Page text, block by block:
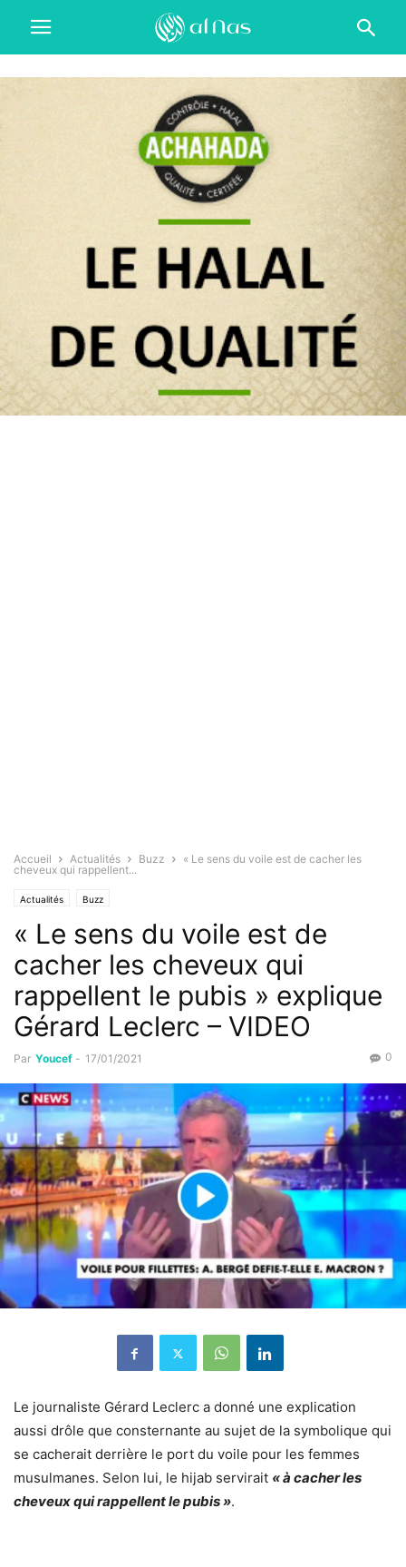
Accueil Actualités Buzz
« Le sens du voile est de cacher les
cheveux qui rappellent...
Actualités Buzz
« Le sens du voile est de
cacher les cheveux qui
rappellent le pubis » explique
Gérard Leclerc – VIDEO
Par Youcef - 17/01/2021 0
Le journaliste Gérard Leclerc a donné une explication
aussi drôle que consternante au sujet de la symbolique qui
se cacherait derrière le port du voile pour les femmes
musulmanes. Selon lui, le hijab servirait « à cacher les
cheveux qui rappellent le pubis ».